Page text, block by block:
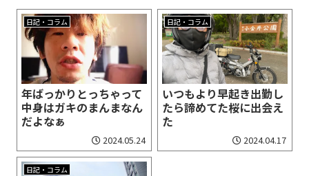
日記・コラム
年ばっかりとっちゃって
中身はガキのまんまなん
だよなぁ
2024.05.24
日記・コラム
いつもより早起き出勤し
たら諦めてた桜に出会え
た
2024.04.17
日記・コラム